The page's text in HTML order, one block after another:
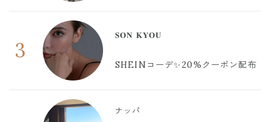
3
𝐒𝐎𝐍 𝐊𝐘𝐎𝐔
SHEINコーデ✨20%クーポン配布
ナッパ